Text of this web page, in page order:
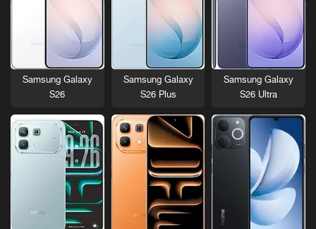
Samsung Galaxy
S26 Ultra
Samsung Galaxy
S26 Plus
Samsung Galaxy
S26